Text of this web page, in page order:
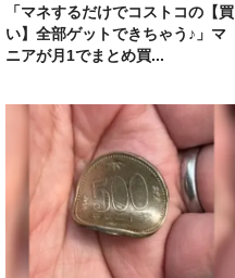
「マネするだけでコストコの【買
い】全部ゲットできちゃう♪」マ
ニアが月1でまとめ買...